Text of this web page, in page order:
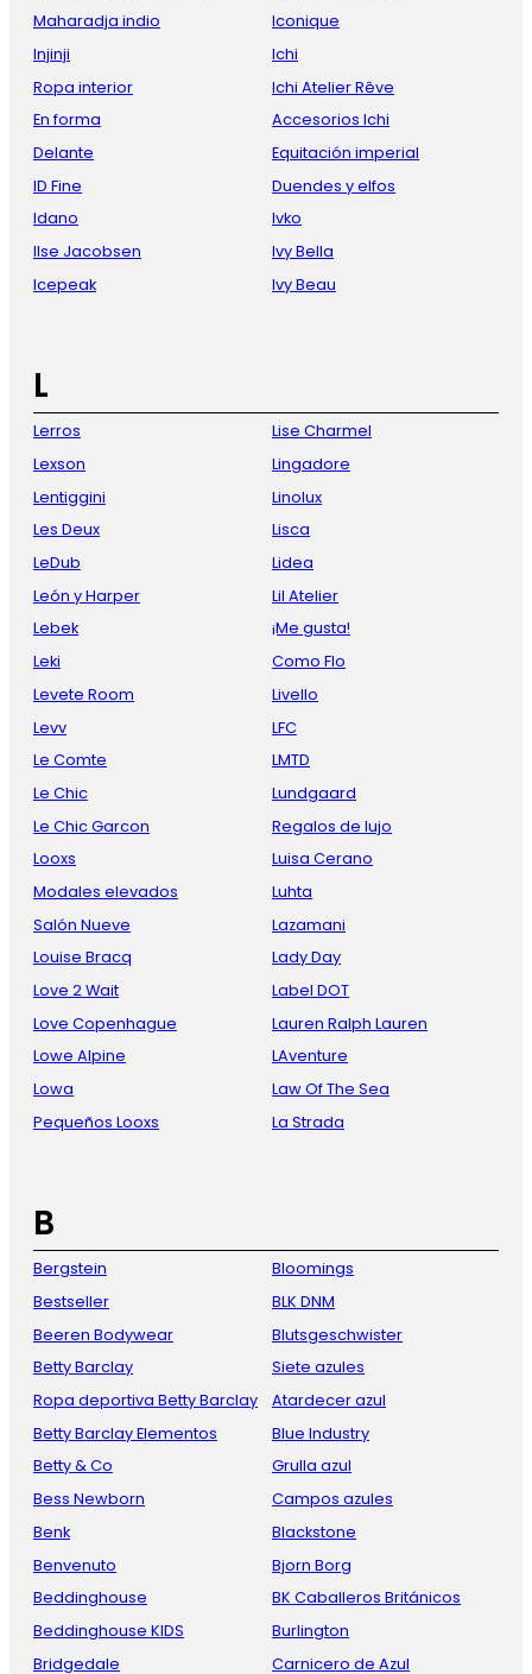
Maharadja indio
Injinji
Ropa interior
En forma
Delante
ID Fine
Idano
Ilse Jacobsen
Icepeak
Iconique
Ichi
Ichi Atelier Rêve
Accesorios Ichi
Equitación imperial
Duendes y elfos
Ivko
Ivy Bella
Ivy Beau
L
Lerros
Lexson
Lentiggini
Les Deux
LeDub
León y Harper
Lebek
Leki
Levete Room
Levv
Le Comte
Le Chic
Le Chic Garcon
Looxs
Modales elevados
Salón Nueve
Louise Bracq
Love 2 Wait
Love Copenhague
Lowe Alpine
Lowa
Pequeños Looxs
Lise Charmel
Lingadore
Linolux
Lisca
Lidea
Lil Atelier
¡Me gusta!
Como Flo
Livello
LFC
LMTD
Lundgaard
Regalos de lujo
Luisa Cerano
Luhta
Lazamani
Lady Day
Label DOT
Lauren Ralph Lauren
LAventure
Law Of The Sea
La Strada
B
Bergstein
Bestseller
Beeren Bodywear
Betty Barclay
Ropa deportiva Betty Barclay
Betty Barclay Elementos
Betty & Co
Bess Newborn
Benk
Benvenuto
Beddinghouse
Beddinghouse KIDS
Bridgedale
Bloomings
BLK DNM
Blutsgeschwister
Siete azules
Atardecer azul
Blue Industry
Grulla azul
Campos azules
Blackstone
Bjorn Borg
BK Caballeros Británicos
Burlington
Carnicero de Azul